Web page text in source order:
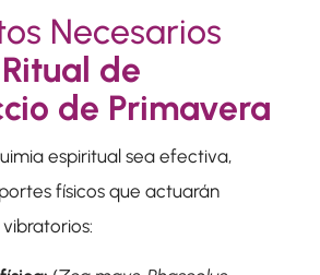
Necesarios
Ritual de
de Primavera
espiritual sea efectiva,
físicos que actuarán